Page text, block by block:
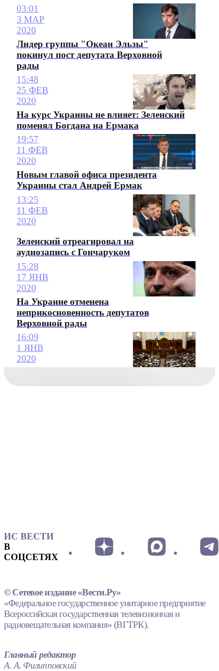
03:01
3 МАР
2020
Лидер группы "Океан Эльзы"
покинул пост депутата Верховной
рады
15:48
25 ФЕВ
2020
На курс Украины не влияет: Зеленский
поменял Богдана на Ермака
19:57
11 ФЕВ
2020
Новым главой офиса президента
Украины стал Андрей Ермак
13:25
11 ФЕВ
2020
Зеленский отреагировал на
аудиозапись с Гончаруком
15:28
17 ЯНВ
2020
На Украине отменена
неприкосновенность депутатов
Верховной рады
16:09
1 ЯНВ
2020
ИС ВЕСТИ
В
СОЦСЕТЯХ
© Сетевое издание «Вести.Ру»
«Федеральное государственное унитарное предприятие
Всероссийская государственная телевизионная и
радиовещательная компания» (ВГТРК).
Главный редактор
А. А. Филипповский